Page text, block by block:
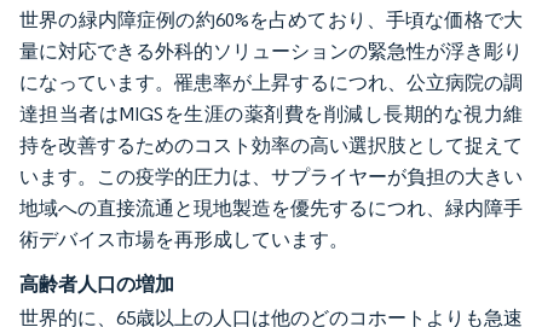
世界の緑内障症例の約60%を占めており、手頃な価格で大
量に対応できる外科的ソリューションの緊急性が浮き彫り
になっています。罹患率が上昇するにつれ、公立病院の調
達担当者はMIGSを生涯の薬剤費を削減し長期的な視力維
持を改善するためのコスト効率の高い選択肢として捉えて
います。この疫学的圧力は、サプライヤーが負担の大きい
地域への直接流通と現地製造を優先するにつれ、緑内障手
術デバイス市場を再形成しています。
高齢者人口の増加
世界的に、65歳以上の人口は他のどのコホートよりも急速